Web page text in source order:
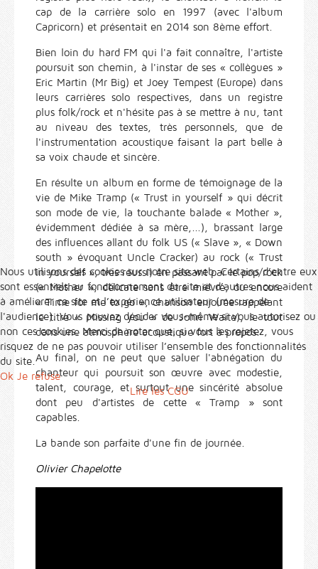
cap de la carrière solo en 1997 (avec l'album
Capricorn) et présentait en 2014 son 8ème effort.
Bien loin du hard FM qui l'a fait connaître, l'artiste
poursuit son chemin, à l'instar de ses « collègues »
Eric Martin (Mr Big) et Joey Tempest (Europe) dans
leurs carrières solo respectives, dans un registre
plus folk/rock et n'hésite pas à se mettre à nu, tant
au niveau des textes, très personnels, que de
l'instrumentation acoustique faisant la part belle à
sa voix chaude et sincère.
En résulte un album en forme de témoignage de la
vie de Mike Tramp (« Trust in yourself » qui décrit
son mode de vie, la touchante balade « Mother »,
évidemment dédiée à sa mère,...), brassant large
des influences allant du folk US (« Slave », « Down
south » évoquant Uncle Cracker) au rock (« Trust
in yourself », très réussi) en passant par le pop/rock
(« Mother », délicate sans être mièvre, ou encore
« Time for me to go », chanson enjouée rappelant
le titre « Missing you » de John Waite), le tout
dans une atmosphère acoustique fort à propos.
Au final, on ne peut que saluer l'abnégation du
chanteur qui poursuit son œuvre avec modestie,
talent, courage, et surtout une sincérité absolue
dont peu d'artistes de cette « Tramp » sont
capables.
La bande son parfaite d'une fin de journée.
Olivier Chapelotte
Nous utilisons des cookies sur notre site web. Certains d’entre eux
sont essentiels au fonctionnement du site et d’autres nous aident
à améliorer ce site et l’expérience utilisateur (mesure de
l'audience). Vous pouvez décider vous-même si vous autorisez ou
non ces cookies. Merci de noter que, si vous les rejetez, vous
risquez de ne pas pouvoir utiliser l’ensemble des fonctionnalités
du site.
Ok Je refuse
Lire les CGU